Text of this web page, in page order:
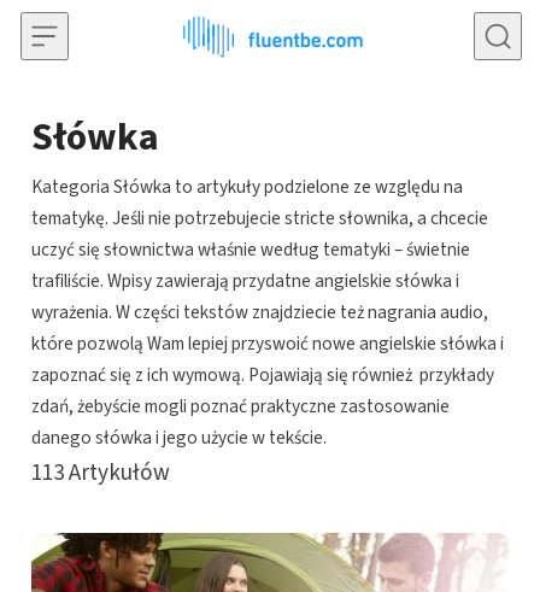
Przejdź do treści
Słówka
Kategoria Słówka to artykuły podzielone ze względu na
tematykę. Jeśli nie potrzebujecie stricte słownika, a chcecie
uczyć się słownictwa właśnie według tematyki – świetnie
trafiliście. Wpisy zawierają przydatne angielskie słówka i
wyrażenia. W części tekstów znajdziecie też nagrania audio,
które pozwolą Wam lepiej przyswoić nowe angielskie słówka i
zapoznać się z ich wymową. Pojawiają się również przykłady
zdań, żebyście mogli poznać praktyczne zastosowanie
danego słówka i jego użycie w tekście.
113Artykułów